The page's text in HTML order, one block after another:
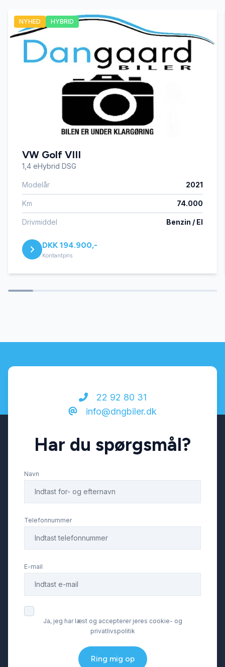
Infocenter
Isofix
Kørecomputer
Musikstreaming via bluetooth
Soltag
Startspærre
Stofsæder
Sædevarme
NYHED HYBRID
VW Golf VIII
1,4 eHybrid DSG
Modelår 2021
Km 74.000
Drivmiddel Benzin / El
DKK 194.900,-
Kontantpris
22 92 80 31
info@dngbiler.dk
Har du spørgsmål?
Navn
Telefonnummer
E-mail
Ja, jeg har læst og accepterer jeres cookie- og
privatlivspolitik
Ring mig op